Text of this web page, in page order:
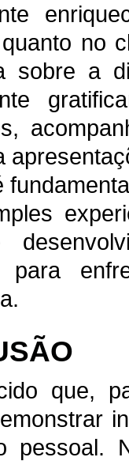
no
sobre a
para
que,
pessoal.